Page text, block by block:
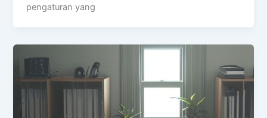
pengaturan yang